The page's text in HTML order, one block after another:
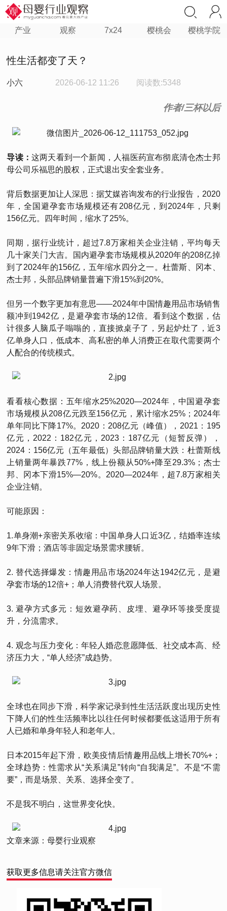
产业 观察 7x24 樱桃会 樱桃学院
性生活都变了天？
小六 2026-06-12 11:26 阅读数:5348
作者/三杯以后
导读：这两天看到一个新闻，人福医药宣布彻底清仓杰士邦
母公司乐福思的股权，正式退出安全套业务。
背后数据更加让人深思：据艾媒咨询发布的行业报告，2020
年，全国避孕套市场规模还有208亿元，到2024年，只剩
156亿元。四年时间，缩水了25%。
同期，据行业统计，超过7.8万家相关企业注销，平均每天
几十家关门大吉。国内避孕套市场规模从2020年的208亿掉
到了2024年的156亿，五年缩水四分之一。杜蕾斯、冈本、
杰士邦，头部品牌销量普遍下滑15%到20%。
但另一个数字更加有意思——2024年中国情趣用品市场销售
额冲到1942亿，是避孕套市场的12倍。看到这个数据，估
计很多人脑瓜子嗡嗡的，直接掀桌子了，另起炉灶了，近3
亿单身人口，低成本、高私密的单人消费正在取代需要两个
人配合的传统模式。
看看核心数据：五年缩水25%2020—2024年，中国避孕套
市场规模从208亿元跌至156亿元，累计缩水25%；2024年
单年同比下降17%。2020：208亿元（峰值），2021：195
亿元，2022：182亿元，2023：187亿元（短暂反弹），
2024：156亿元（五年最低）头部品牌销量大跌：杜蕾斯线
上销量两年暴跌77%，线上份额从50%+降至29.3%；杰士
邦、冈本下滑15%—20%。2020—2024年，超7.8万家相关
企业注销。
可能原因：
1.单身潮+亲密关系收缩：中国单身人口近3亿，结婚率连续
9年下滑；酒店等非固定场景需求腰斩。
2. 替代选择爆发：情趣用品市场2024年达1942亿元，是避
孕套市场的12倍+；单人消费替代双人场景。
3. 避孕方式多元：短效避孕药、皮埋、避孕环等接受度提
升，分流需求。
4. 观念与压力变化：年轻人婚恋意愿降低、社交成本高、经
济压力大，“单人经济”成趋势。
全球也在同步下滑，科学家记录到性生活活跃度出现历史性
下降人们的性生活频率比以往任何时候都要低这适用于所有
人已婚和单身年轻人和老年人。
日本2015年起下滑，欧美疫情后情趣用品线上增长70%+；
全球趋势：性需求从“关系满足”转向“自我满足”。不是“不需
要”，而是场景、关系、选择全变了。
不是我不明白，这世界变化快。
文章来源：母婴行业观察
获取更多信息请关注官方微信